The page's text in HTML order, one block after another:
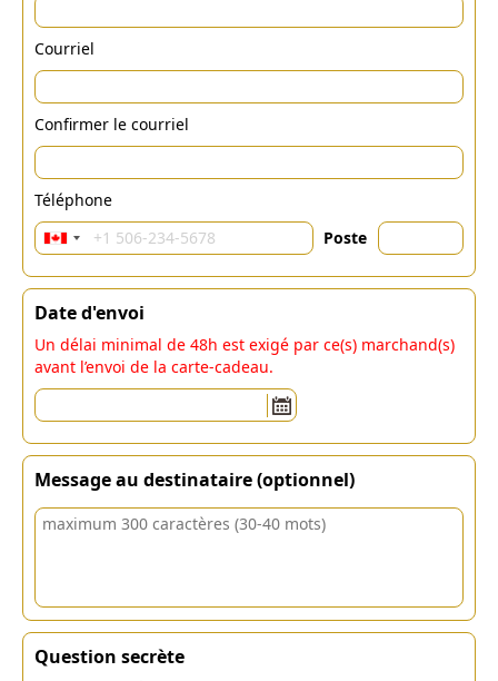
Courriel
Confirmer le courriel
Téléphone
Poste
Date d'envoi
Un délai minimal de 48h est exigé par ce(s) marchand(s)
avant l’envoi de la carte-cadeau.
Message au destinataire (optionnel)
Question secrète